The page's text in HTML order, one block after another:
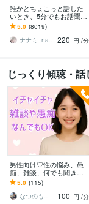
誰かとちょこっと話した
いとき、5分でもお話聞き
ます 疲れた～、でもカウ
ンセリングじゃない、な
んとなく雑談聞いて～
5.0 (8019)
ナナミ_nanami 220 円 /分
じっくり傾聴・
男性向け♡性の悩み、愚
痴、雑談、何でも聞きま
す 貴方の気持ちをここで
開放しませんか？優しく
受け止めます！
5.0 (115)
なつのももか
100 円 /分